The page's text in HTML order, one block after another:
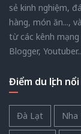
sẻ kinh nghiệm,
hàng, món ăn...,
từ các kênh
Blogger,
Điểm du lịch
Đà Lạt Nha